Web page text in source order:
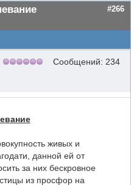
#266
Сообщений: 234
живых и
данной ей от
за них бескровное
из просфор на